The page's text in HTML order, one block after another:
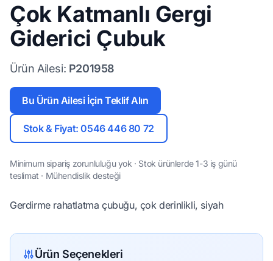
Çok Katmanlı Gergi
Giderici Çubuk
Ürün Ailesi: P201958
Bu Ürün Ailesi İçin Teklif Alın
Stok & Fiyat: 0546 446 80 72
Minimum sipariş zorunluluğu yok · Stok ürünlerde 1-3 iş günü
teslimat · Mühendislik desteği
Gerdirme rahatlatma çubuğu, çok derinlikli, siyah
Ürün Seçenekleri